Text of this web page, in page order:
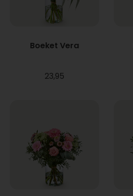
Boeket Vera
23,95